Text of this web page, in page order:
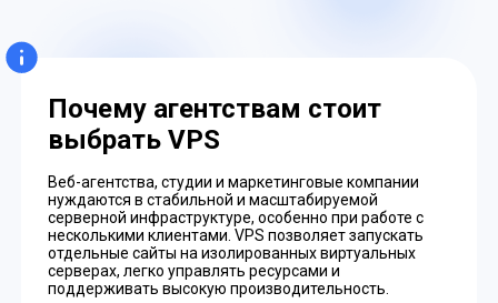
Почему агентствам стоит
выбрать VPS
Веб-агентства, студии и маркетинговые компании
нуждаются в стабильной и масштабируемой
серверной инфраструктуре, особенно при работе с
несколькими клиентами. VPS позволяет запускать
отдельные сайты на изолированных виртуальных
серверах, легко управлять ресурсами и
поддерживать высокую производительность.